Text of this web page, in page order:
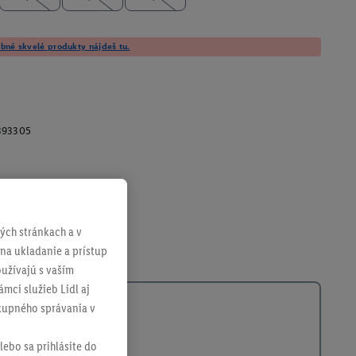
skvelé produkty nájdeš tu.
stránkach a v
ukladanie a prístup
s vaším
služieb Lidl aj
správania v
sa prihlásite do